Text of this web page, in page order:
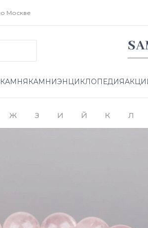
Москве
КАМНИЭНЦИКЛОПЕДИЯ
Ж З И Й К Л